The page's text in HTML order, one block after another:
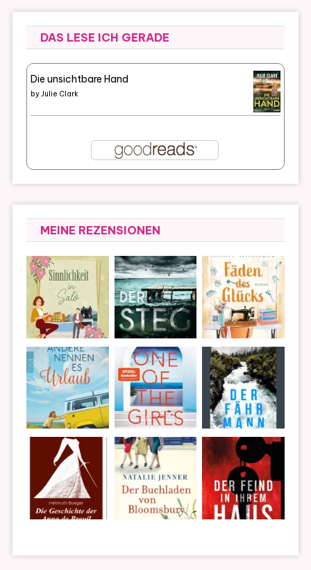
DAS LESE ICH GERADE
Die unsichtbare Hand
byJulie Clark
MEINE REZENSIONEN